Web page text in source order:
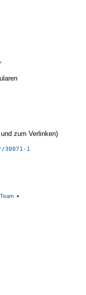
zum Verlinken)
1
▪